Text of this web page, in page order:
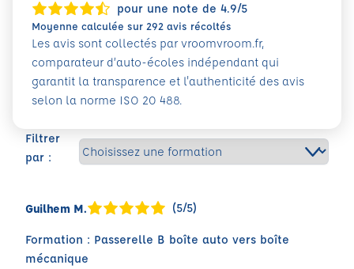
Filtrer
par :
Guilhem M. (5/5)
Formation : Passerelle B boîte auto vers boîte
mécanique
pour une note de 4.9/5
Moyenne calculée sur 292 avis récoltés
Les avis sont collectés par vroomvroom.fr,
comparateur d’auto-écoles indépendant qui
garantit la transparence et l'authenticité des avis
selon la norme ISO 20 488.